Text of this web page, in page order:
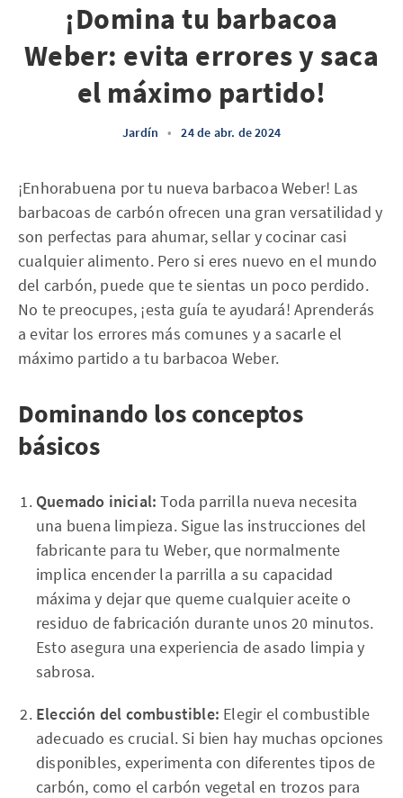
¡Domina tu barbacoa
Weber: evita errores y saca
el máximo partido!
Jardín • 24 de abr. de 2024
¡Enhorabuena por tu nueva barbacoa Weber! Las
barbacoas de carbón ofrecen una gran versatilidad y
son perfectas para ahumar, sellar y cocinar casi
cualquier alimento. Pero si eres nuevo en el mundo
del carbón, puede que te sientas un poco perdido.
No te preocupes, ¡esta guía te ayudará! Aprenderás
a evitar los errores más comunes y a sacarle el
máximo partido a tu barbacoa Weber.
Dominando los conceptos
básicos
Quemado inicial: Toda parrilla nueva necesita
una buena limpieza. Sigue las instrucciones del
fabricante para tu Weber, que normalmente
implica encender la parrilla a su capacidad
máxima y dejar que queme cualquier aceite o
residuo de fabricación durante unos 20 minutos.
Esto asegura una experiencia de asado limpia y
sabrosa.
Elección del combustible: Elegir el combustible
adecuado es crucial. Si bien hay muchas opciones
disponibles, experimenta con diferentes tipos de
carbón, como el carbón vegetal en trozos para